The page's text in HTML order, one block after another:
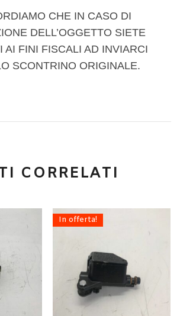
CHE IN CASO DI
DELL’OGGETTO SIETE
AI FINI FISCALI AD INVIARCI
SCONTRINO ORIGINALE.
CORRELATI
In offerta!